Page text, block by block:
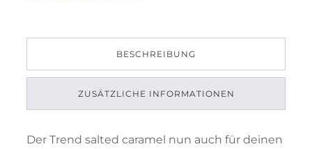
BESCHREIBUNG
ZUSÄTZLICHE INFORMATIONEN
Der Trend salted caramel nun auch für deinen